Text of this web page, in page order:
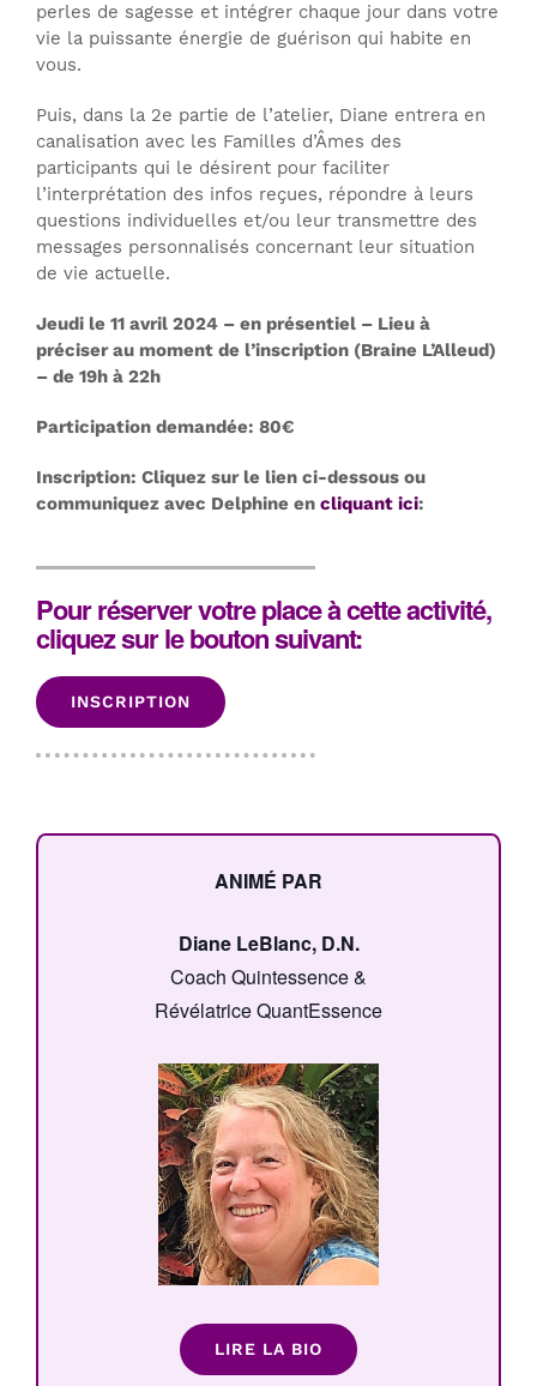
perles de sagesse et intégrer chaque jour dans votre
vie la puissante énergie de guérison qui habite en
vous.
Puis, dans la 2e partie de l’atelier, Diane entrera en
canalisation avec les Familles d’Âmes des
participants qui le désirent pour faciliter
l’interprétation des infos reçues, répondre à leurs
questions individuelles et/ou leur transmettre des
messages personnalisés concernant leur situation
de vie actuelle.
Jeudi le 11 avril 2024 – en présentiel – Lieu à
préciser au moment de l’inscription (Braine L’Alleud)
– de 19h à 22h
Participation demandée: 80€
Inscription: Cliquez sur le lien ci-dessous ou
communiquez avec Delphine en cliquant ici:
Pour réserver votre place à cette activité,
cliquez sur le bouton suivant:
INSCRIPTION
ANIMÉ PAR
Diane LeBlanc, D.N.
Coach Quintessence &
Révélatrice QuantEssence
LIRE LA BIO